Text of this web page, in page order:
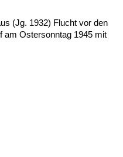
(Jg. 1932) Flucht vor den
am Ostersonntag 1945 mit